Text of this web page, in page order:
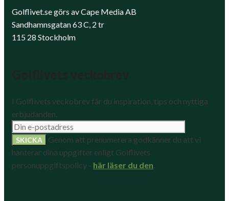
Golflivet.se görs av Cape Media AB
Sandhamnsgatan 63 C, 2 tr
115 28 Stockholm
I Golflivets veckobrev får du inspiration, tips och nyttiga
erbjudanden.
Genom att prenumerera godkänner du att vi
hanterar dina uppgifter enligt Golflivets
personuppgiftspolicy - här läser du den.